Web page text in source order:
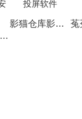
优优兔影视2025最新版安装
影猫仓库影视投屏软件